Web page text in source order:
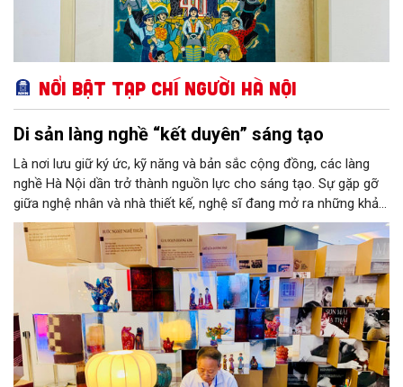
Nổi bật Tạp chí Người Hà Nội
Di sản làng nghề “kết duyên” sáng tạo
Là nơi lưu giữ ký ức, kỹ năng và bản sắc cộng đồng, các làng
nghề Hà Nội dần trở thành nguồn lực cho sáng tạo. Sự gặp gỡ
giữa nghệ nhân và nhà thiết kế, nghệ sĩ đang mở ra những khả
năng phát triển mới cho thủ công đương đại trên nền tảng di
sản. Từ những cuộc “kết duyên” đầy cảm hứng ấy, Hà Nội đang
khơi thông mạch ngầm của hệ sinh thái thủ công, biến vốn cổ
thành động lực bền vững cho tương lai.